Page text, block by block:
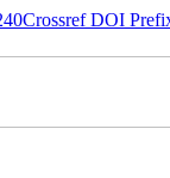
Crossref DOI